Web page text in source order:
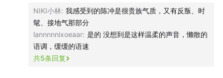
进入「表演」，彼时的好莱坞正描摹着幻想中的东方，却
无法给华裔演员提供合适的位置，直到偶遇《末代皇
帝》，但「婉容」并不常有。
只因对「现场」的偏爱，她站在了监视器后，将她对
NIKI小林: 我感受到的陈冲是很贵族气质，又有反叛、时
髦、接地气那部分
lannnnnixoeaar: 是的 没想到是这样温柔的声音，懒散的
语调，缓缓的语速
共5条回复